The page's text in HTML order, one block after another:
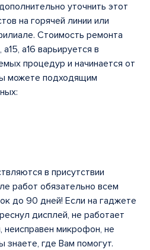
уточнить этот
на горячей линии или
Стоимость ремонта
а15, а16 варьируется в
процедур и начинается от
можете подходящим
в присутствии
работ обязательно всем
до 90 дней! Если на гаджете
дисплей, не работает
неисправен микрофон, не
знаете, где Вам помогут.